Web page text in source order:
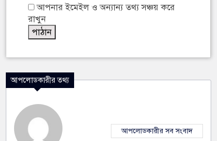
আপনার ইমেইল ও অন্যান্য তথ্য সঞ্চয় করে
রাখুন
আপলোডকারীর তথ্য
আপলোডকারীর সব সংবাদ